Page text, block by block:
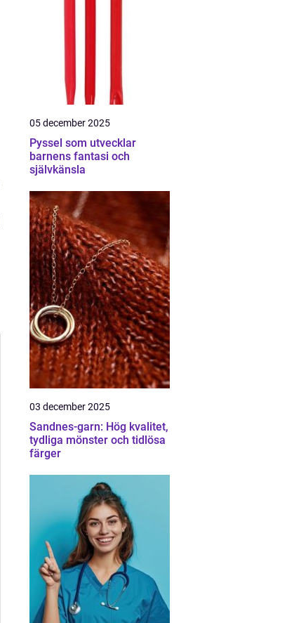
05 december 2025
Pyssel som utvecklar
barnens fantasi och
självkänsla
03 december 2025
Sandnes-garn: Hög kvalitet,
tydliga mönster och tidlösa
färger